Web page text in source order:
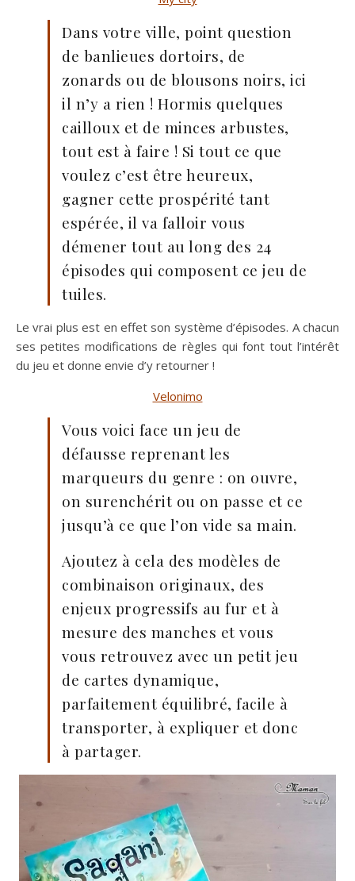
Dans votre ville, point question
de banlieues dortoirs, de
zonards ou de blousons noirs, ici
il n’y a rien ! Hormis quelques
cailloux et de minces arbustes,
tout est à faire ! Si tout ce que
voulez c’est être heureux,
gagner cette prospérité tant
espérée, il va falloir vous
démener tout au long des 24
épisodes qui composent ce jeu de
tuiles.
Le vrai plus est en effet son système d’épisodes. A chacun
ses petites modifications de règles qui font tout l’intérêt
du jeu et donne envie d’y retourner !
Velonimo
Vous voici face un jeu de
défausse reprenant les
marqueurs du genre : on ouvre,
on surenchérit ou on passe et ce
jusqu’à ce que l’on vide sa main.
Ajoutez à cela des modèles de
combinaison originaux, des
enjeux progressifs au fur et à
mesure des manches et vous
vous retrouvez avec un petit jeu
de cartes dynamique,
parfaitement équilibré, facile à
transporter, à expliquer et donc
à partager.